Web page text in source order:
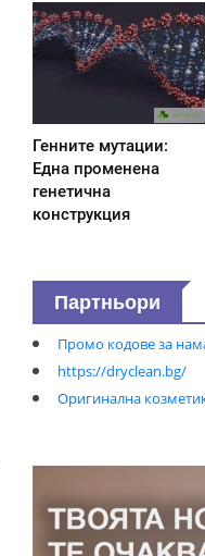
Генните мутации:
Една променена
генетична
конструкция
Партньори
Промо кодове за
https://dryclean.bg/
Оригинална